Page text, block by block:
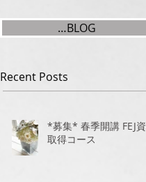
…BLOG
Recent Posts
*募集* 春季開講 FEJ
取得コース